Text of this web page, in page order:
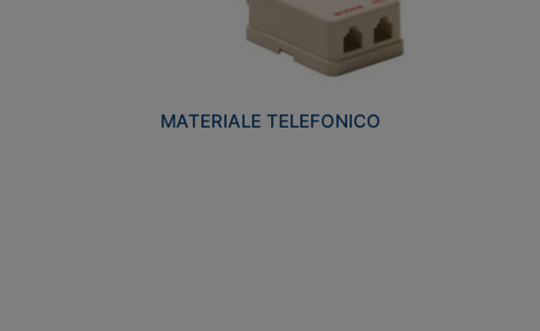
MATERIALE TELEFONICO